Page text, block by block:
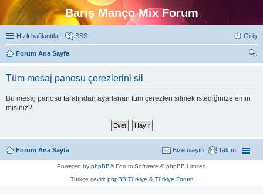
Barış Manço Mix Forum
Hızlı bağlantılar SSS Giriş
Forum Ana Sayfa
Tüm mesaj panosu çerezlerini sil
Bu mesaj panosu tarafından ayarlanan tüm çerezleri silmek istediğinize emin
misiniz?
Forum Ana Sayfa Takım
Bize ulaşın
Powered by phpBB® Forum Software © phpBB Limited
Türkçe çeviri: phpBB Türkiye & Türkiye Forum